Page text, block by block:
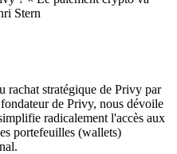
Stern
rachat stratégique de Privy par
de Privy, nous dévoile
radicalement l'accès aux
portefeuilles (wallets)